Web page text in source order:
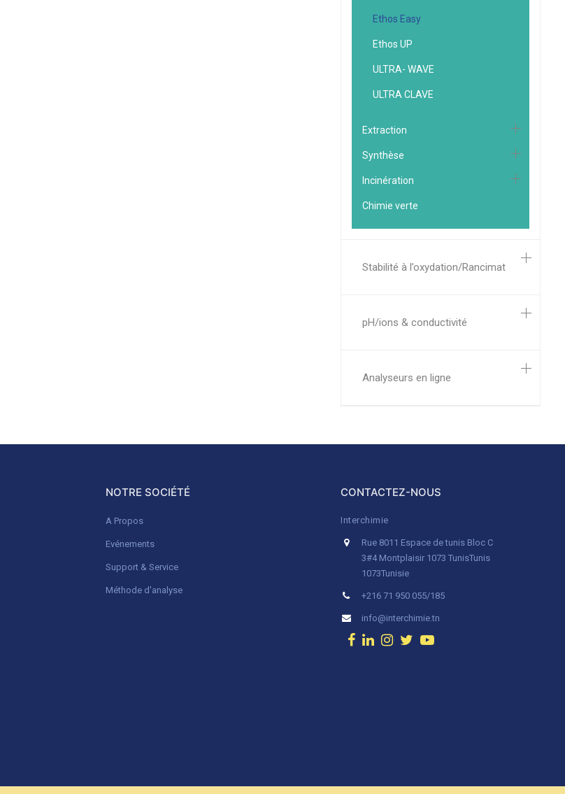
Ethos Easy
Ethos UP
ULTRA- WAVE
ULTRA CLAVE
Extraction
Synthèse
Incinération
Chimie verte
Stabilité à l’oxydation/Rancimat
pH/ions & conductivité
Analyseurs en ligne
NOTRE SOCIÉTÉ
A Propos
Evénements
Support & Service
Méthode d'analyse
CONTACTEZ-NOUS
Interchimie
Rue 8011 Espace de tunis Bloc C
3#4 Montplaisir 1073 TunisTunis
1073Tunisie
+216 71 950 055/185
info@interchimie.tn